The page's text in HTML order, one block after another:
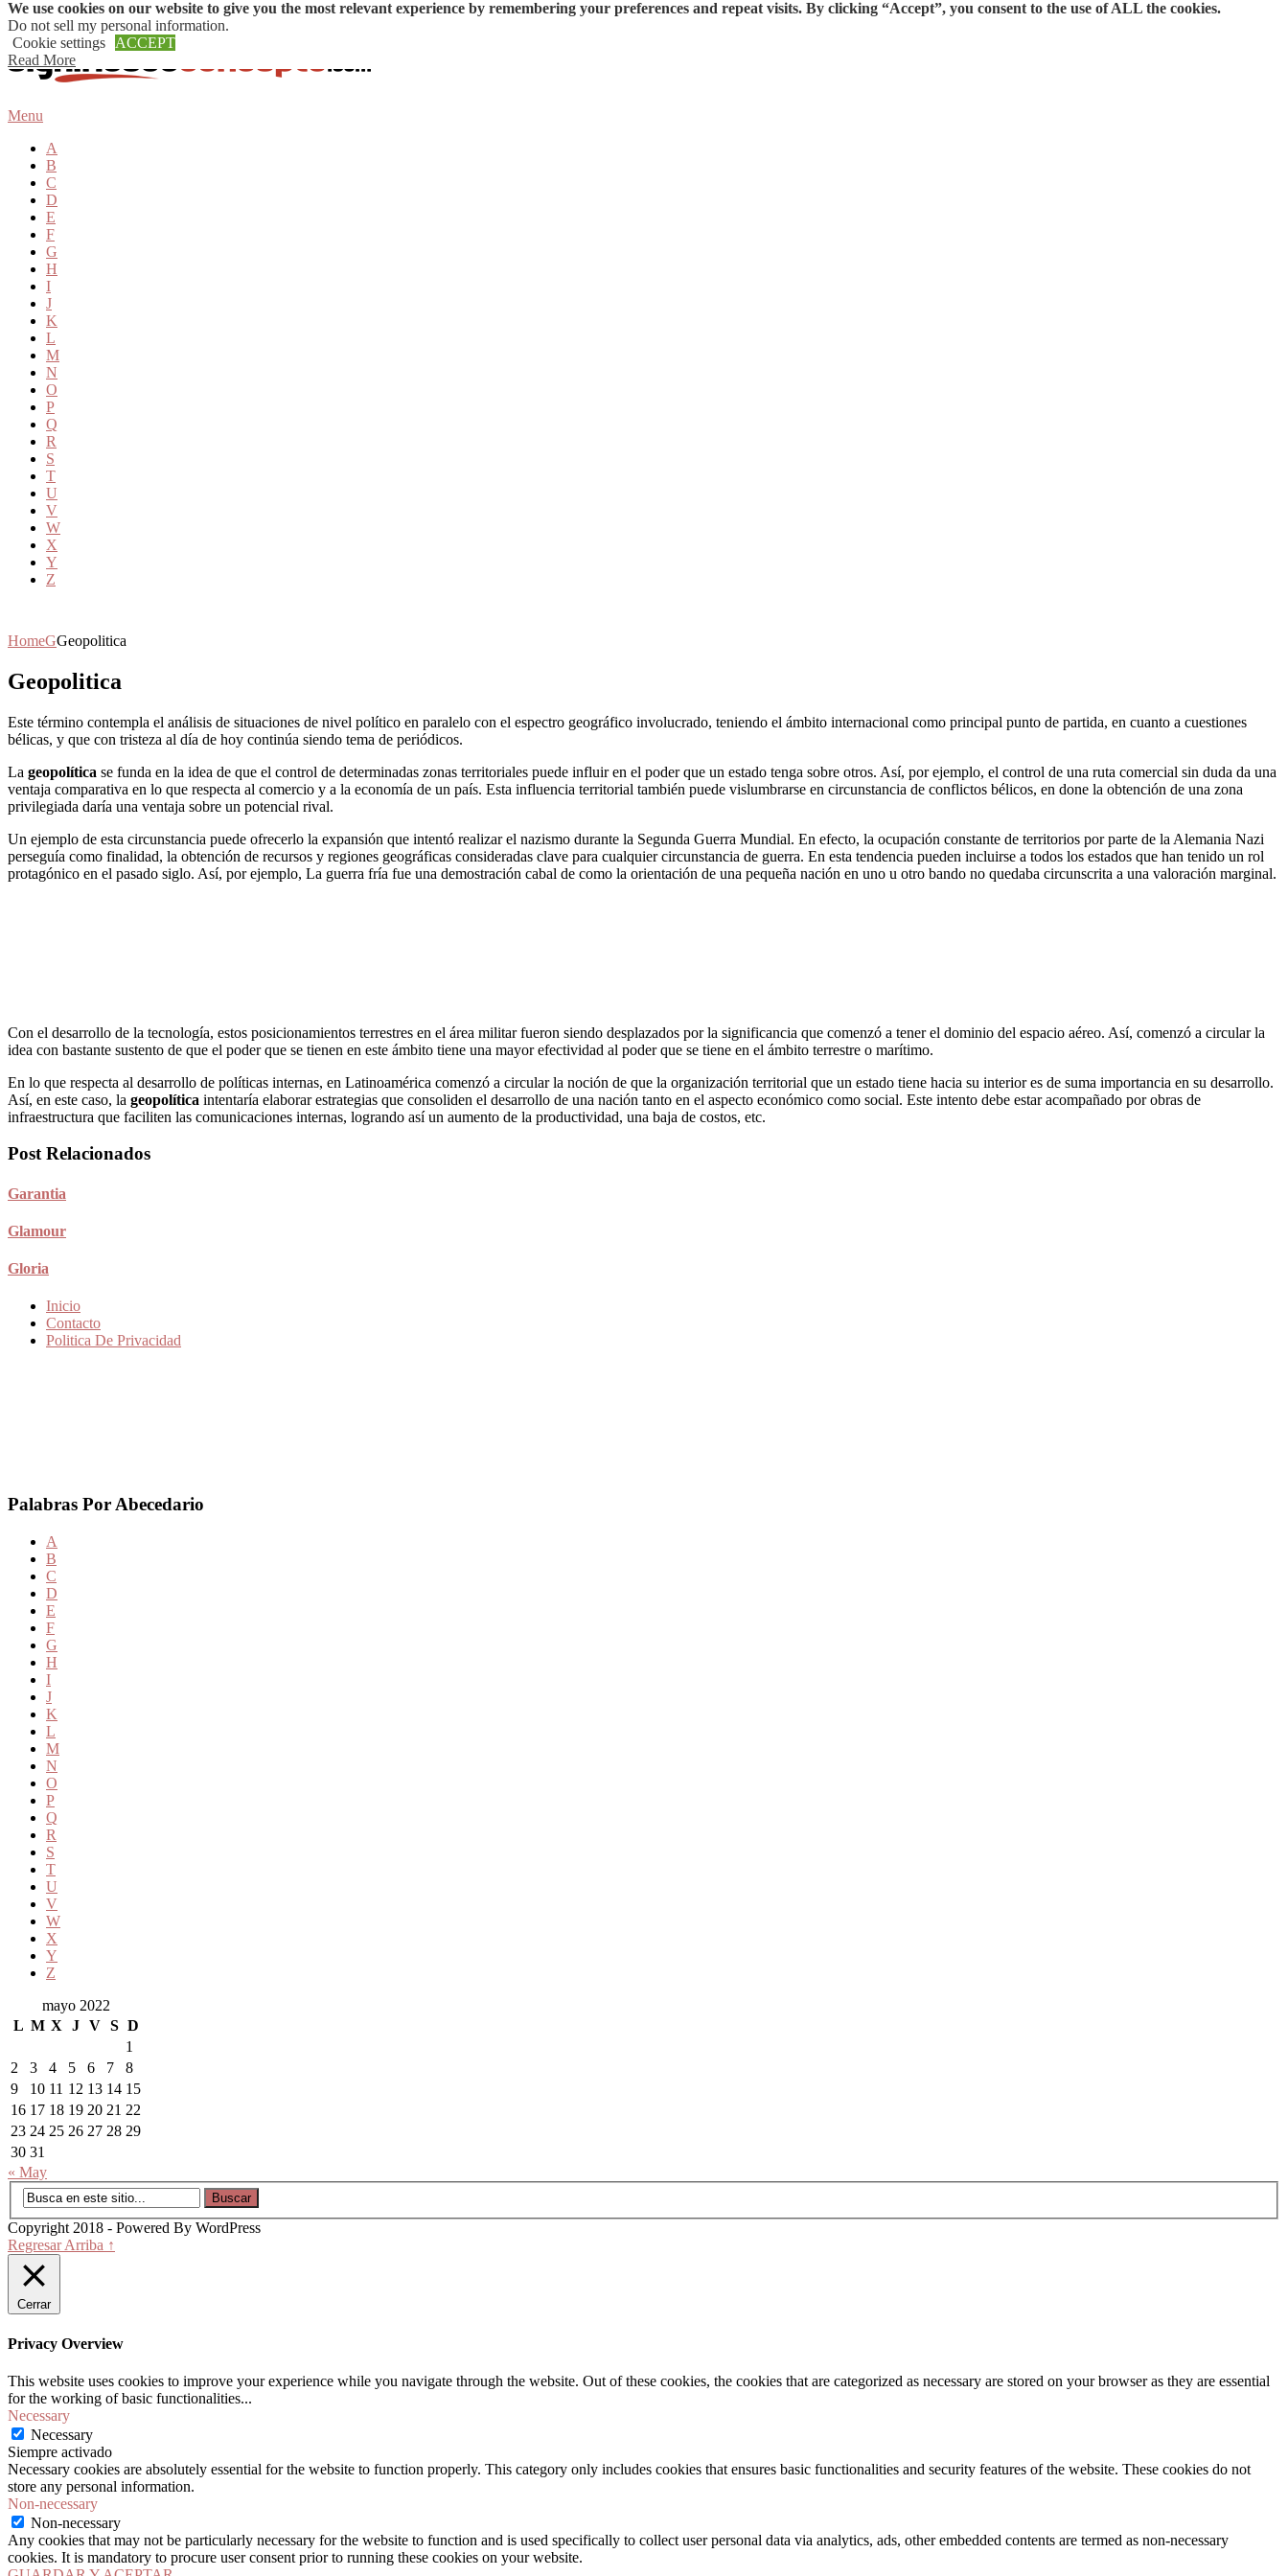
Skip to content
Menu
A
B
C
D
E
F
G
H
I
J
K
L
M
N
O
P
Q
R
S
T
U
V
W
X
Y
Z
HomeGGeopolitica
Geopolitica
Este término contempla el análisis de situaciones de nivel político en paralelo con el espectro geográfico involucrado, teniendo el ámbito internacional como principal punto de partida, en cuanto a cuestiones
bélicas, y que con tristeza al día de hoy continúa siendo tema de periódicos.
La geopolítica se funda en la idea de que el control de determinadas zonas territoriales puede influir en el poder que un estado tenga sobre otros. Así, por ejemplo, el control de una ruta comercial sin duda da una
ventaja comparativa en lo que respecta al comercio y a la economía de un país. Esta influencia territorial también puede vislumbrarse en circunstancia de conflictos bélicos, en done la obtención de una zona
privilegiada daría una ventaja sobre un potencial rival.
Un ejemplo de esta circunstancia puede ofrecerlo la expansión que intentó realizar el nazismo durante la Segunda Guerra Mundial. En efecto, la ocupación constante de territorios por parte de la Alemania Nazi
perseguía como finalidad, la obtención de recursos y regiones geográficas consideradas clave para cualquier circunstancia de guerra. En esta tendencia pueden incluirse a todos los estados que han tenido un rol
protagónico en el pasado siglo. Así, por ejemplo, La guerra fría fue una demostración cabal de como la orientación de una pequeña nación en uno u otro bando no quedaba circunscrita a una valoración marginal.
Con el desarrollo de la tecnología, estos posicionamientos terrestres en el área militar fueron siendo desplazados por la significancia que comenzó a tener el dominio del espacio aéreo. Así, comenzó a circular la
idea con bastante sustento de que el poder que se tienen en este ámbito tiene una mayor efectividad al poder que se tiene en el ámbito terrestre o marítimo.
En lo que respecta al desarrollo de políticas internas, en Latinoamérica comenzó a circular la noción de que la organización territorial que un estado tiene hacia su interior es de suma importancia en su desarrollo.
Así, en este caso, la geopolítica intentaría elaborar estrategias que consoliden el desarrollo de una nación tanto en el aspecto económico como social. Este intento debe estar acompañado por obras de
infraestructura que faciliten las comunicaciones internas, logrando así un aumento de la productividad, una baja de costos, etc.
Post Relacionados
Garantia
Glamour
Gloria
Inicio
Contacto
Politica De Privacidad
Palabras Por Abecedario
A
B
C
D
E
F
G
H
I
J
K
L
M
N
O
P
Q
R
S
T
U
V
W
X
Y
Z
mayo 2022
L M X J V S D
1
2
3 4 5 6 7
8
9
10 11 12 13 14 15
16 17 18 19 20 21 22
23 24 25 26 27 28 29
30 31
« May
Copyright 2018 - Powered By WordPress
Regresar Arriba ↑
We use cookies on our website to give you the most relevant experience by remembering your preferences and repeat visits. By clicking “Accept”, you consent to the use of ALL the cookies.
Do not sell my personal information.
Cookie settings
ACCEPT
Read More
Cerrar
Privacy Overview
This website uses cookies to improve your experience while you navigate through the website. Out of these cookies, the cookies that are categorized as necessary are stored on your browser as they are essential
for the working of basic functionalities...
Necessary
Necessary
Siempre activado
Necessary cookies are absolutely essential for the website to function properly. This category only includes cookies that ensures basic functionalities and security features of the website. These cookies do not
store any personal information.
Non-necessary
Non-necessary
Any cookies that may not be particularly necessary for the website to function and is used specifically to collect user personal data via analytics, ads, other embedded contents are termed as non-necessary
cookies. It is mandatory to procure user consent prior to running these cookies on your website.